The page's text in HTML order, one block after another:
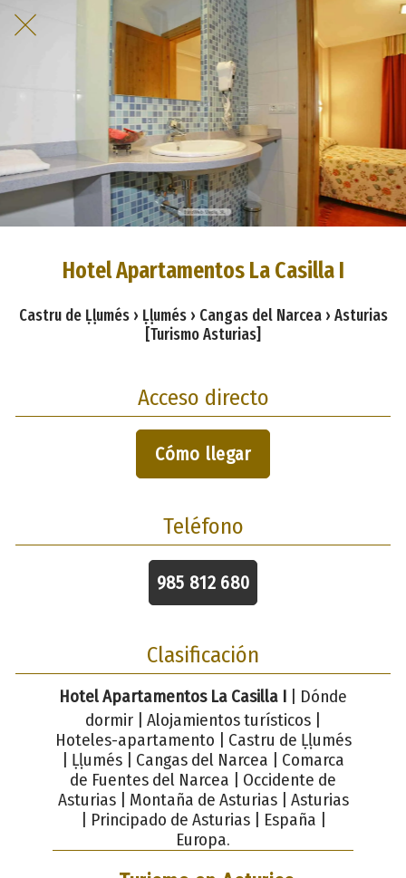
Hotel Apartamentos La Casilla I
Castru de Ḷḷumés › Ḷḷumés › Cangas del Narcea › Asturias
[Turismo Asturias]
Acceso directo
Cómo llegar
Teléfono
985 812 680
Clasificación
Hotel Apartamentos La Casilla I | Dónde
dormir | Alojamientos turísticos |
Hoteles-apartamento | Castru de Ḷḷumés
| Ḷḷumés | Cangas del Narcea | Comarca
de Fuentes del Narcea | Occidente de
Asturias | Montaña de Asturias | Asturias
| Principado de Asturias | España |
Europa.